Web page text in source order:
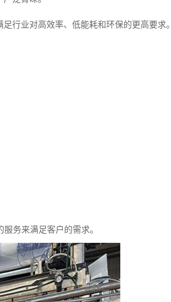
行业对高效率、低能耗和环保的更高要求。
务来满足客户的需求。